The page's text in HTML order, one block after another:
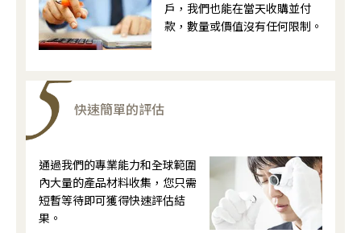
戶，我們也能在當天收購並付
款，數量或價值沒有任何限制。
快速簡單的評估
通過我們的專業能力和全球範圍
內大量的產品材料收集，您只需
短暫等待即可獲得快速評估結
果。